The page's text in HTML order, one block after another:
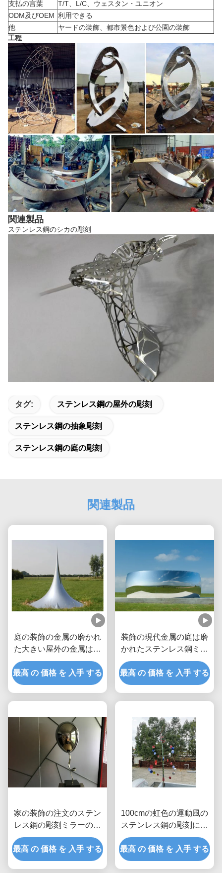
支払の言葉
T/T、L/C、ウェスタン・ユニオン
ODM及びOEM 利用できる
他
ヤードの装飾、都市景色および公園の装飾
工程
関連製品
ステンレス鋼のシカの彫刻
タグ: ステンレス鋼の屋外の彫刻
ステンレス鋼の抽象彫刻
ステンレス鋼の庭の彫刻
関連製品
庭の装飾の金属の磨かれ
た大きい屋外の金属は低
下の彫刻を彫ります
最高 の 価格 を 入手 する
装飾の現代金属の庭は磨
かれたステンレス鋼ミラ
ーを彫ります
最高 の 価格 を 入手 する
家の装飾の注文のステン
レス鋼の彫刻ミラーの磨
かれた気球
最高 の 価格 を 入手 する
100cmの虹色の運動風の
ステンレス鋼の彫刻によ
って塗られる終わり
最高 の 価格 を 入手 する